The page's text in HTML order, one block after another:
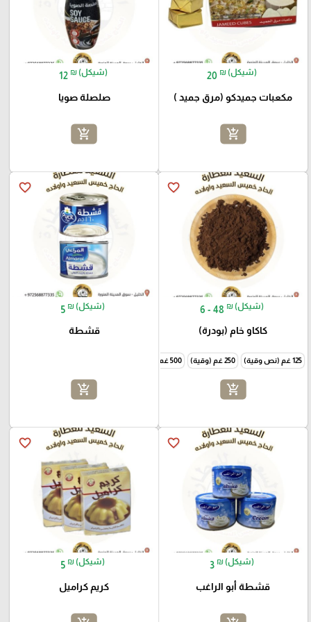
20 ₪ (شيكل)
مكعبات جميدكو (مرق جميد )
add_shopping_cart
12 ₪ (شيكل)
صلصلة صويا
add_shopping_cart
favorite_border
6 - 48 ₪ (شيكل)
كاكاو خام (بودرة)
125 غم (نص وقية) 250 غم (وقية) 500 غم (نص كيلو)
add_shopping_cart
favorite_border
5 ₪ (شيكل)
قشطة
add_shopping_cart
favorite_border
3 ₪ (شيكل)
قشطة أبو الراغب
favorite_border
5 ₪ (شيكل)
كريم كراميل